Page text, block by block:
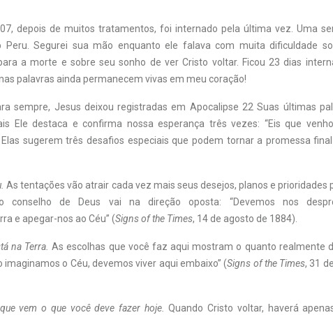
depois de muitos tratamentos, foi internado pela última vez. Uma
Peru. Segurei sua mão enquanto ele falava com muita dificuldade
a morte e sobre seu sonho de ver Cristo voltar. Ficou 23 dias
palavras ainda permanecem vivas em meu coração!
sempre, Jesus deixou registradas em Apocalipse 22 Suas últimas
Ele destaca e confirma nossa esperança três vezes: “Eis que
Elas sugerem três desafios especiais que podem tornar a promessa
As tentações vão atrair cada vez mais seus desejos, planos e prioridades
conselho de Deus vai na direção oposta: “Devemos nos
e ­apegar-nos ao Céu” (Signs of the Times, 14 de agosto de 1884).
na Terra.As escolhas que você faz aqui mostram o quanto realmente
imaginamos o Céu, devemos viver aqui embaixo” (Signs of the Times, 31
vem o que você deve fazer hoje. Quando Cristo voltar, haverá